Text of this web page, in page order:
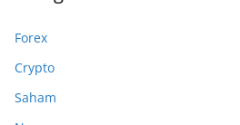
Forex
Crypto
Saham